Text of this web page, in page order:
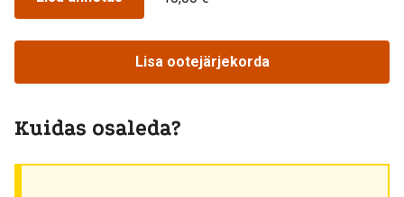
Lisa ootejärjekorda
Kuidas osaleda?